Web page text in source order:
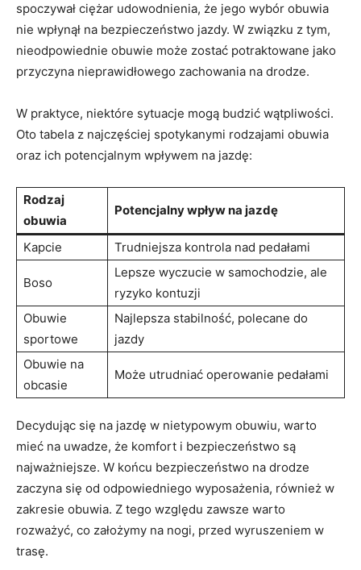
spoczywał ciężar udowodnienia, że jego wybór obuwia
nie wpłynął na bezpieczeństwo jazdy. W związku z tym,
nieodpowiednie obuwie może zostać potraktowane jako
przyczyna nieprawidłowego zachowania na drodze.
W praktyce, niektóre sytuacje mogą budzić wątpliwości.
Oto tabela z najczęściej spotykanymi rodzajami obuwia
oraz ich potencjalnym wpływem na jazdę:
Rodzaj
obuwia
Potencjalny wpływ na jazdę
Kapcie Trudniejsza kontrola nad pedałami
Boso
Lepsze wyczucie w samochodzie, ale
ryzyko kontuzji
Obuwie
sportowe
Najlepsza stabilność, polecane do
jazdy
Obuwie na
obcasie
Może utrudniać operowanie pedałami
Decydując się na jazdę w nietypowym obuwiu, warto
mieć na uwadze, że komfort i bezpieczeństwo są
najważniejsze. W końcu bezpieczeństwo na drodze
zaczyna się od odpowiedniego wyposażenia, również w
zakresie obuwia. Z tego względu zawsze warto
rozważyć, co założymy na nogi, przed wyruszeniem w
trasę.